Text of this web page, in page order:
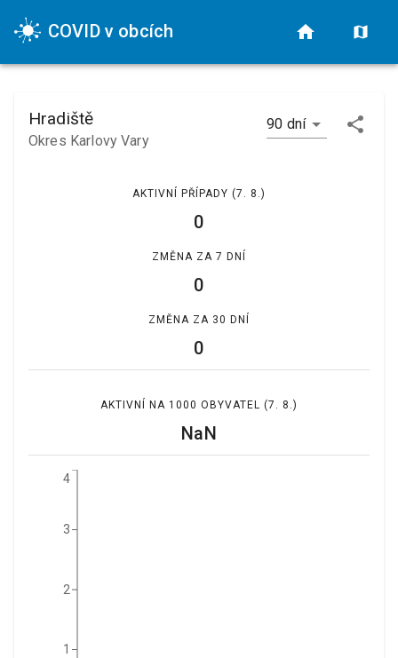
COVID v obcích
Hradiště
Okres Karlovy Vary
90 dní
AKTIVNÍ PŘÍPADY (7. 8.)
0
ZMĚNA ZA 7 DNÍ
0
ZMĚNA ZA 30 DNÍ
0
AKTIVNÍ NA 1000 OBYVATEL (7. 8.)
NaN
1
2
3
4